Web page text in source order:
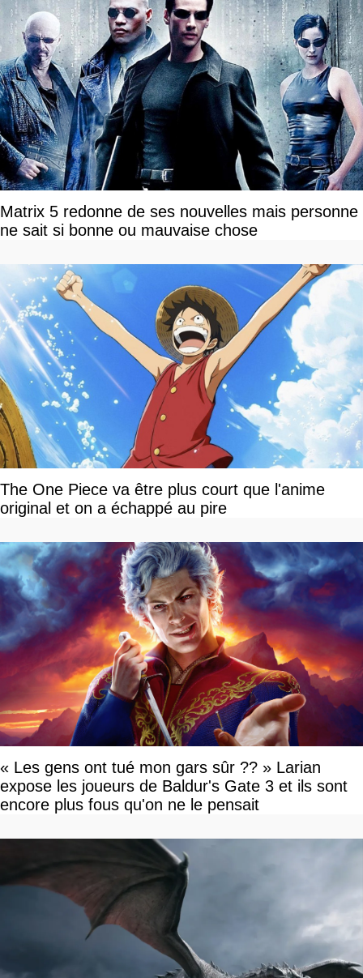
Matrix 5 redonne de ses nouvelles mais personne
ne sait si bonne ou mauvaise chose
The One Piece va être plus court que l'anime
original et on a échappé au pire
« Les gens ont tué mon gars sûr ?? » Larian
expose les joueurs de Baldur's Gate 3 et ils sont
encore plus fous qu'on ne le pensait